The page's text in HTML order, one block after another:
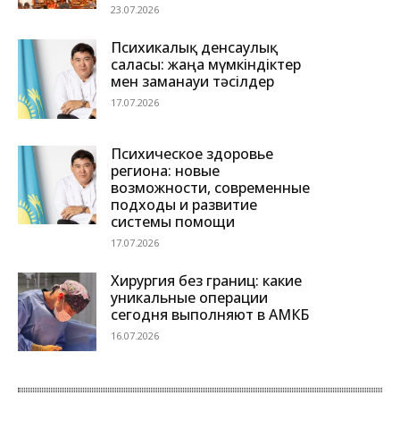
23.07.2026
Психикалық денсаулық
саласы: жаңа мүмкіндіктер
мен заманауи тәсілдер
17.07.2026
Психическое здоровье
региона: новые
возможности, современные
подходы и развитие
системы помощи
17.07.2026
Хирургия без границ: какие
уникальные операции
сегодня выполняют в АМКБ
16.07.2026